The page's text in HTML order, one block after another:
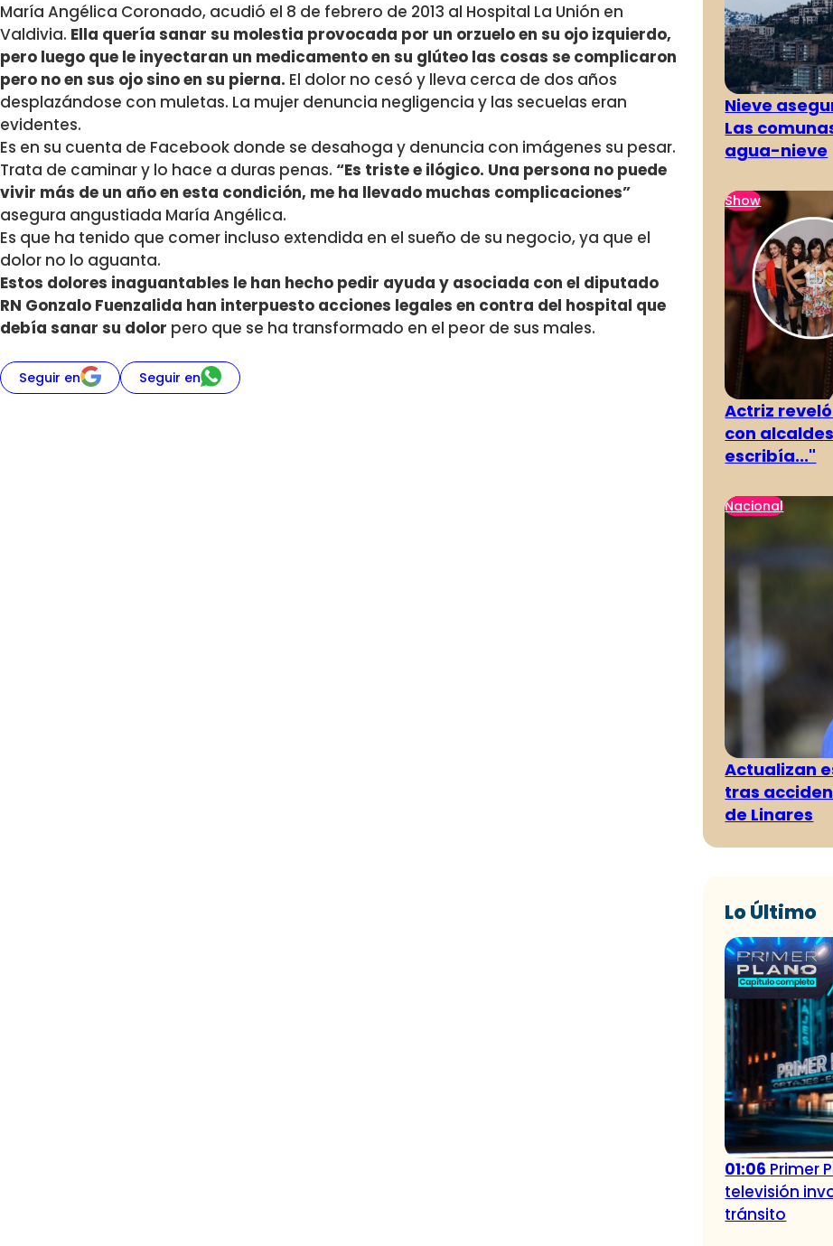
María Angélica Coronado, acudió el 8 de febrero de 2013 al Hospital La Unión en
Valdivia. Ella quería sanar su molestia provocada por un orzuelo en su ojo izquierdo,
pero luego que le inyectaran un medicamento en su glúteo las cosas se complicaron
pero no en sus ojo sino en su pierna. El dolor no cesó y lleva cerca de dos años
desplazándose con muletas. La mujer denuncia negligencia y las secuelas eran
evidentes.
Es en su cuenta de Facebook donde se desahoga y denuncia con imágenes su pesar.
Trata de caminar y lo hace a duras penas. “Es triste e ilógico. Una persona no puede
vivir más de un año en esta condición, me ha llevado muchas complicaciones”
asegura angustiada María Angélica.
Es que ha tenido que comer incluso extendida en el sueño de su negocio, ya que el
dolor no lo aguanta.
Estos dolores inaguantables le han hecho pedir ayuda y asociada con el diputado
RN Gonzalo Fuenzalida han interpuesto acciones legales en contra del hospital que
debía sanar su dolor pero que se ha transformado en el peor de sus males.
Seguir en Seguir en
Nieve
Las
agua-nieve
Show
Actriz
con
escribía..."
Nacional
Actualizan
tras
de Linares
Lo Último
01:06 Primer
televisión
tránsito